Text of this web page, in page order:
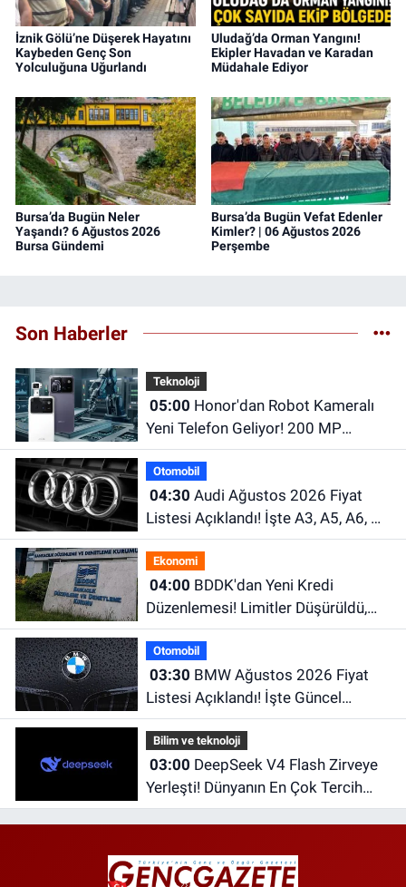
İznik Gölü’ne Düşerek Hayatını
Kaybeden Genç Son
Yolculuğuna Uğurlandı
Uludağ’da Orman Yangını!
Ekipler Havadan ve Karadan
Müdahale Ediyor
Bursa’da Bugün Neler
Yaşandı? 6 Ağustos 2026
Bursa Gündemi
Bursa’da Bugün Vefat Edenler
Kimler? | 06 Ağustos 2026
Perşembe
Son Haberler
Teknoloji
05:00
Yeni Telefon Geliyor! 200 MP
Kamera ve Dev Batarya Dikkat
Çekiyor
Otomobil
04:30
Listesi Açıklandı! İşte A3, A5, A6, Q
Serisi ve e-tron Modellerinin Güncel
Fiyatları
Ekonomi
04:00
Düzenlemesi! Limitler Düşürüldü,
Uyum İçin Tarih Verildi
Otomobil
03:30
Listesi Açıklandı! İşte Güncel
Fiyatlar
Bilim ve teknoloji
03:00
Yerleşti! Dünyanın En Çok Tercih
Edilen Yapay Zekâ Modellerinden